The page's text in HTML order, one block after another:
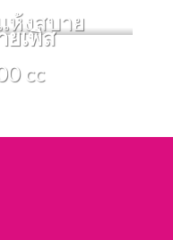
งสบาย
ยเพิส
cc